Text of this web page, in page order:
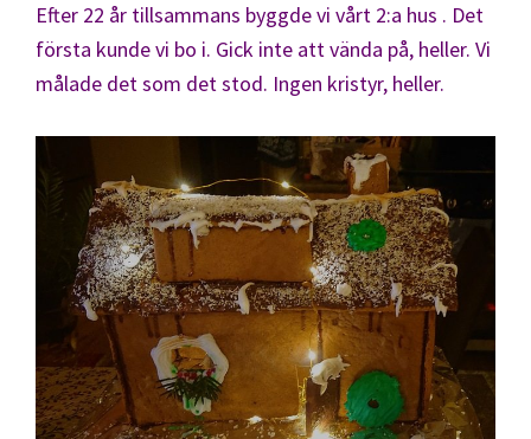
Efter 22 år tillsammans byggde vi vårt 2:a hus . Det
första kunde vi bo i. Gick inte att vända på, heller. Vi
målade det som det stod. Ingen kristyr, heller.